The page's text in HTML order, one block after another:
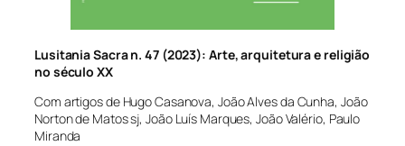
Lusitania Sacra n. 47 (2023): Arte, arquitetura e religião
no século XX
Com artigos de Hugo Casanova, João Alves da Cunha, João
Norton de Matos sj, João Luís Marques, João Valério, Paulo
Miranda